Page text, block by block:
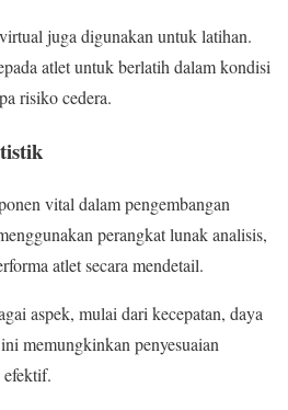
juga digunakan untuk latihan.
atlet untuk berlatih dalam kondisi
risiko cedera.
vital dalam pengembangan
perangkat lunak analisis,
atlet secara mendetail.
aspek, mulai dari kecepatan, daya
memungkinkan penyesuaian